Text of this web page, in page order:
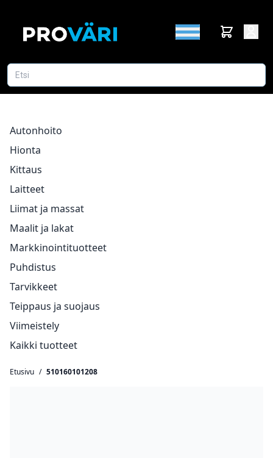
Autonhoito
Hionta
Kittaus
Laitteet
Liimat ja massat
Maalit ja lakat
Markkinointituotteet
Puhdistus
Tarvikkeet
Teippaus ja suojaus
Viimeistely
Kaikki tuotteet
Etusivu / 510160101208